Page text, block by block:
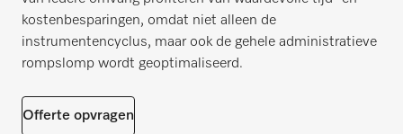
kostenbesparingen, omdat niet alleen de
instrumentencyclus, maar ook de gehele administratieve
rompslomp wordt geoptimaliseerd.
Offerte opvragen